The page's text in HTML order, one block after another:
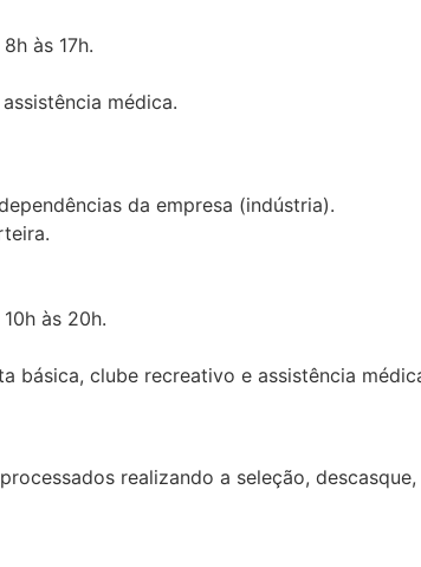
às 17h.
médica.
da empresa (indústria).
às 20h.
básica, clube recreativo e assistência
realizando a seleção,